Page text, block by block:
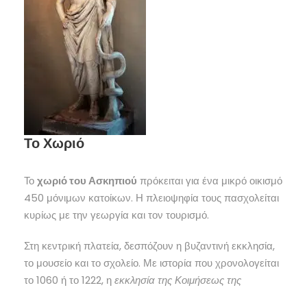
Το Χωριό
Τοχωριό του Ασκηπιού πρόκειται για ένα μικρό οικισμό
450 μόνιμων κατοίκων. Η πλειοψηφία τους πασχολείται
κυρίως με την γεωργία και τον τουρισμό.
Στη κεντρική πλατεία, δεσπόζουν η βυζαντινή εκκλησία,
το μουσείο και το σχολείο. Με ιστορία που χρονολογείται
το 1060 ή το 1222, ηεκκλησία της Κοιμήσεως της